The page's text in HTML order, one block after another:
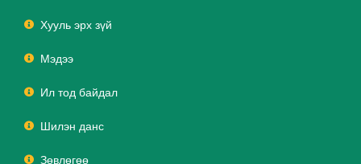
Хууль эрх зүй
Мэдээ
Ил тод байдал
Шилэн данс
Зөвлөгөө